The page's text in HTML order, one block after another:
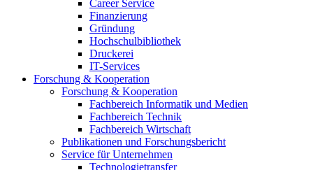
Career Service
Finanzierung
Gründung
Hochschulbibliothek
Druckerei
IT-Services
Forschung & Kooperation
Forschung & Kooperation
Fachbereich Informatik und Medien
Fachbereich Technik
Fachbereich Wirtschaft
Publikationen und Forschungsbericht
Service für Unternehmen
Technologietransfer